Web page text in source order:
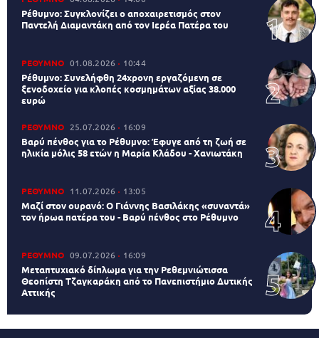
Ρέθυμνο: Συγκλονίζει ο αποχαιρετισμός στον
Παντελή Διαμαντάκη από τον Ιερέα Πατέρα του
ΡΕΘΥΜΝΟ 01.08.2026 10:44
Ρέθυμνο: Συνελήφθη 24χρονη εργαζόμενη σε
ξενοδοχείο για κλοπές κοσμημάτων αξίας 38.000
ευρώ
ΡΕΘΥΜΝΟ 25.07.2026 16:09
Βαρύ πένθος για το Ρέθυμνο: Έφυγε από τη ζωή σε
ηλικία μόλις 58 ετών η Μαρία Κλάδου - Χανιωτάκη
ΡΕΘΥΜΝΟ 11.07.2026 13:05
Μαζί στον ουρανό: Ο Γιάννης Βασιλάκης «συναντά»
τον ήρωα πατέρα του - Βαρύ πένθος στο Ρέθυμνο
ΡΕΘΥΜΝΟ 09.07.2026 16:09
Μεταπτυχιακό δίπλωμα για την Ρεθεμνιώτισσα
Θεοπίστη Τζαγκαράκη από το Πανεπιστήμιο Δυτικής
Αττικής